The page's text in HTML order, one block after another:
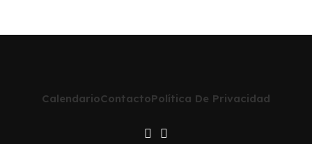
CalendarioContactoPolítica De Privacidad